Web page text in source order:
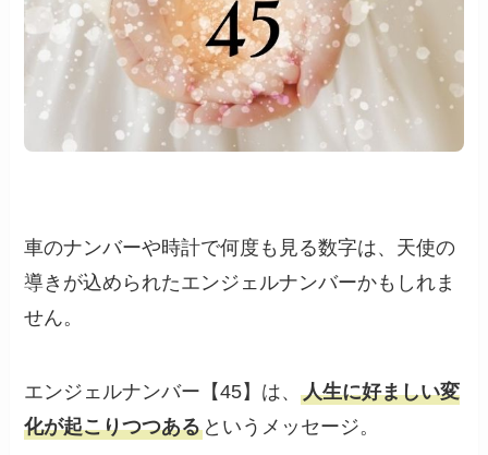
車のナンバーや時計で何度も見る数字は、天使の
導きが込められたエンジェルナンバーかもしれま
せん。
エンジェルナンバー【45】は、人生に好ましい変
化が起こりつつある というメッセージ。